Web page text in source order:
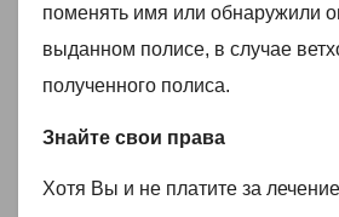
поменять имя или обнаружили
выданном полисе, в случае
полученного полиса.
Знайте свои права
Хотя Вы и не платите за